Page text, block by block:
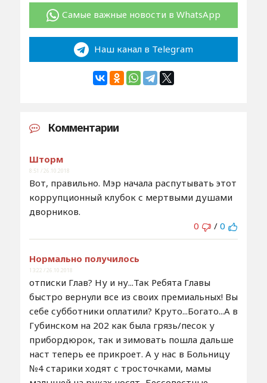
Самые важные новости в WhatsApp
Наш канал в Telegram
Комментарии
Шторм
8:51 / 26.10.2018
Вот, правильно. Мэр начала распутывать этот
коррупционный клубок с мертвыми душами
дворников.
0
/ 0
Нормально получилось
13:22 / 26.10.2018
отписки Глав? Ну и ну...Так Ребята Главы
быстро вернули все из своих премиальных! Вы
себе субботники оплатили? Круто...Богато...А в
Губинском на 202 как была грязь/песок у
прибордюрок, так и зимовать пошла дальше
наст теперь ее прикроет. А у нас в Больницу
№4 старики ходят с тросточками, мамы